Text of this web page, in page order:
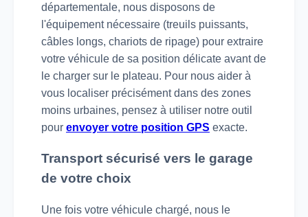
départementale, nous disposons de
l'équipement nécessaire (treuils puissants,
câbles longs, chariots de ripage) pour extraire
votre véhicule de sa position délicate avant de
le charger sur le plateau. Pour nous aider à
vous localiser précisément dans des zones
moins urbaines, pensez à utiliser notre outil
pour envoyer votre position GPS exacte.
Transport sécurisé vers le garage
de votre choix
Une fois votre véhicule chargé, nous le